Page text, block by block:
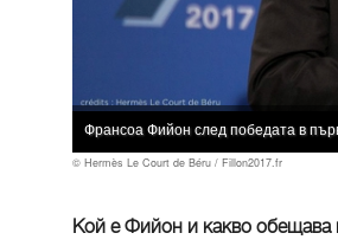
Франсоа Фийон след победата в
© Hermès Le Court de Béru / Fillon2017.fr
Кой е Фийон и какво обещава